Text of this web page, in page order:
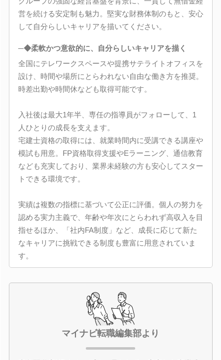
営を続ける安定制も魅力。堅実な財務体制のもと、安心
して自分らしいキャリアを描いてください。
─◆柔軟かつ意欲的に、自分らしいキャリアを描く
全国にテレワークスペースや提携サテライトオフィスを
設け、時間や場所にとらわれない自由な働き方を推奨。
時差出勤や時間休なども取得可能です。
入社後は最大1年半、専任の指導員がフォローして、1
人ひとりの成長を支えます。
宅建士資格の取得には、就業時間内に受講できる講座や
模試も用意。FP資格取得支援やEラーニング、通信教育
なども充実しており、業界未経験の方も安心してスター
トできる環境です。
実績は複数の指標に基づいて公正に評価。個人の努力を
認める実力主義で、年齢や年次にとらわれず高収入を目
指せるほか、「社内FA制度」など、成長に応じて新た
なキャリアに挑戦できる制度も豊富に用意されていま
す。
マイナビ転職編集部より